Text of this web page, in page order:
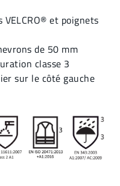
et poignets
de 50 mm
classe 3
sur le côté gauche